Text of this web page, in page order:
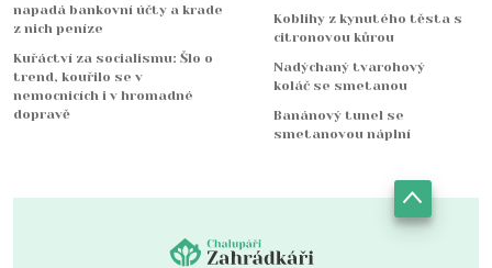
napadá bankovní účty a krade
z nich peníze
Kuřáctví za socialismu: Šlo o
trend, kouřilo se v
nemocnicích i v hromadné
dopravě
Koblihy z kynutého těsta s
citronovou kůrou
Nadýchaný tvarohový
koláč se smetanou
Banánový tunel se
smetanovou náplní